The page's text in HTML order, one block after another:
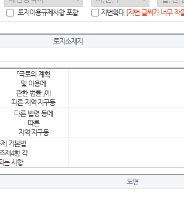
토지이용규제사항 포함
지번확대 [지번 글씨가 너무 작
토지소재지
「국토의 계획
및 이용에
관한 법률 」에
따른 지역·지구등
다른 법령 등에
따른
지역·지구등
제 기본법
제4항 각
는 사항
도면